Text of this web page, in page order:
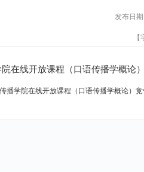
发布日
【
院在线开放课程（口语传播学概论
传播学院在线开放课程（口语传播学概论）